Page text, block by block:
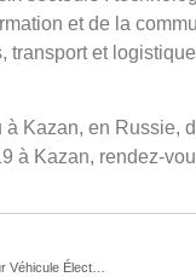
et de la
et
Kazan, en Russie,
à Kazan, rendez-
Lancement officiel du Programme Borne de Recharge pour Véhicule Électrique de Cadillac Fairview au Québec